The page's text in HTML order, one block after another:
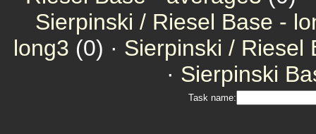
Sierpinski / Riesel Base -
long3 (0) · Sierpinski / Riesel
· Sierpinski
Task name: